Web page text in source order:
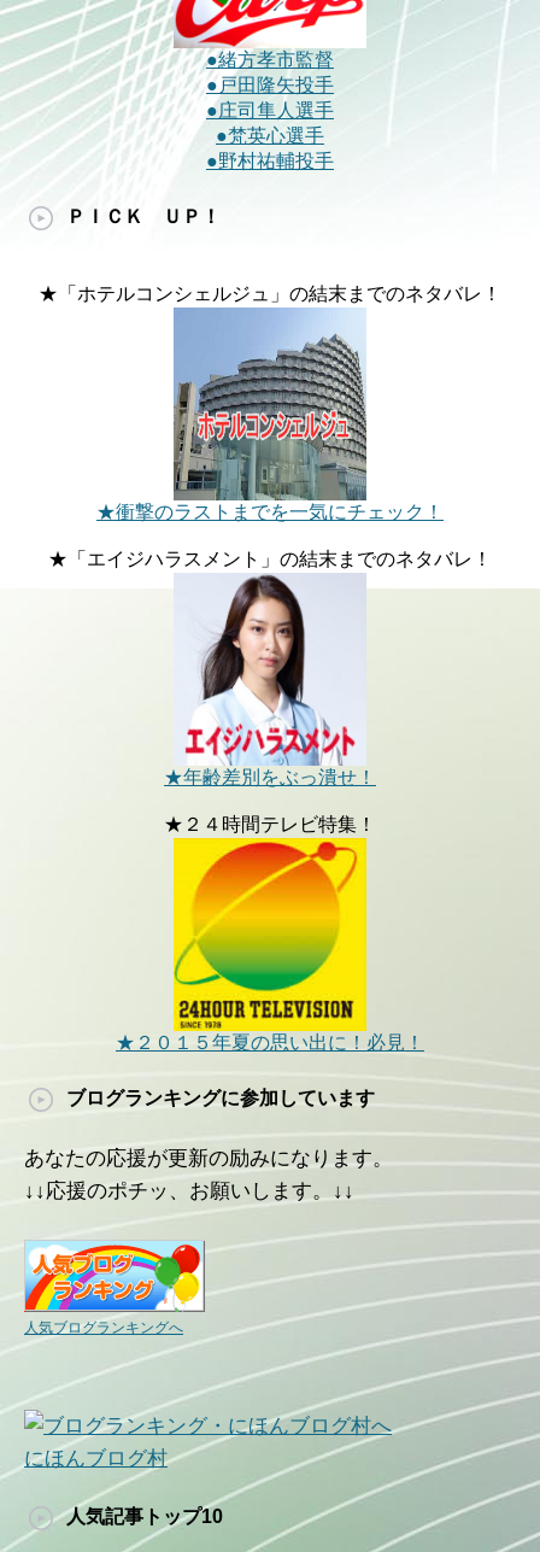
●緒方孝市監督
●戸田隆矢投手
●庄司隼人選手
●梵英心選手
●野村祐輔投手
ＰＩＣＫ ＵＰ！
★「ホテルコンシェルジュ」の結末までのネタバレ！
★衝撃のラストまでを一気にチェック！
★「エイジハラスメント」の結末までのネタバレ！
★年齢差別をぶっ潰せ！
★２４時間テレビ特集！
★２０１５年夏の思い出に！必見！
ブログランキングに参加しています
あなたの応援が更新の励みになります。
↓↓応援のポチッ、お願いします。↓↓
人気ブログランキングへ
にほんブログ村
人気記事トップ10